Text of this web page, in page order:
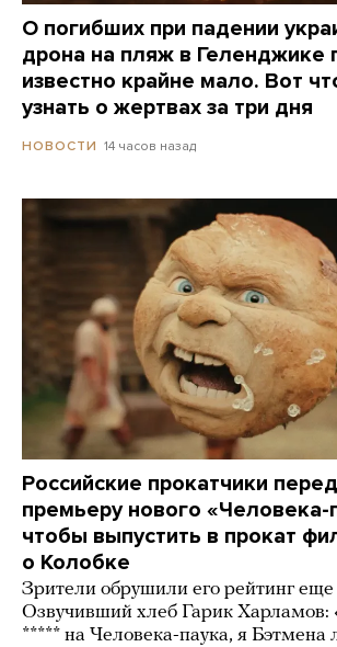
О погибших при падении
дрона на пляж в Геленджике
известно крайне мало. Вот
узнать о жертвах за три дня
НОВОСТИ 14 часов назад
Российские прокатчики
премьеру нового «Человека-
чтобы выпустить в прокат
о Колобке
Зрители обрушили его рейтинг
Озвучивший хлеб Гарик Харламов:
***** на Человека-паука, я